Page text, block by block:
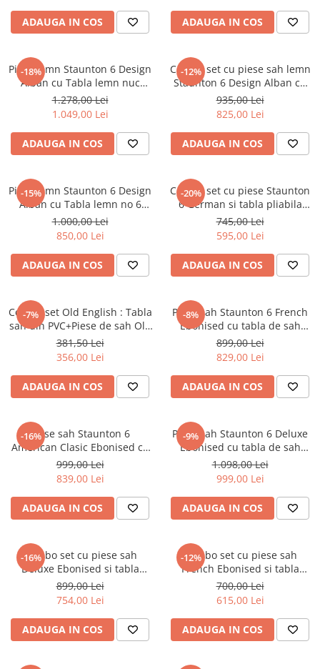
Piese Sah Tematice Din Metal
Sah Magnetic India
Seturi Sah
Ceasuri De Sah Digitale
Seturi Sah Tematice
Step 1
Step 1
Step 4
Step 6
Tabla De Demonstratie
ADAUGA IN COS ADAUGA IN COS
-18%
Piese lemn Staunton 6 Design
Alban cu Tabla lemn nuc
turnat 55mm
1.278,00 Lei
1.049,00 Lei
ADAUGA IN COS
-12%
Combo set cu piese sah lemn
Staunton 6 Design Alban cu
tabla sah, mahon 58mm
935,00 Lei
825,00 Lei
ADAUGA IN COS
-15%
Piese lemn Staunton 6 Design
Alban cu Tabla lemn no 6
pliabila artar
1.000,00 Lei
850,00 Lei
ADAUGA IN COS
-20%
Combo set cu piese Staunton
6 German si tabla pliabila
artar no. 6
745,00 Lei
595,00 Lei
ADAUGA IN COS
-7%
Combo set Old English : Tabla
sah din PVC+Piese de sah Old
English
381,50 Lei
356,00 Lei
ADAUGA IN COS
-8%
Piese sah Staunton 6 French
Ebonised cu tabla de sah
Barcelona Deluxe
899,00 Lei
829,00 Lei
ADAUGA IN COS
-16%Piese sah Staunton 6
American Clasic Ebonised cu
tabla de sah Barcelona Deluxe
999,00 Lei
839,00 Lei
ADAUGA IN COS
-9%
Piese sah Staunton 6 Deluxe
Ebonised cu tabla de sah
Barcelona Deluxe
1.098,00 Lei
999,00 Lei
ADAUGA IN COS
-16%
Combo set cu piese sah
Deluxe Ebonised si tabla
pliabila artar no. 6
899,00 Lei
754,00 Lei
ADAUGA IN COS
-12%
Combo set cu piese sah
French Ebonised si tabla
pliabila artar no. 6
700,00 Lei
615,00 Lei
ADAUGA IN COS